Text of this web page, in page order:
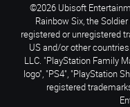
©2026 Ubisoft
Rainbow Six, the
registered or unregistered
US and/or other
LLC. "PlayStation Family
logo", "PS4", "PlayStation
registered